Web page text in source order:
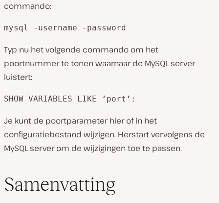
commando:
mysql -username -password
Typ nu het volgende commando om het
poortnummer te tonen waarnaar de MySQL server
luistert:
SHOW VARIABLES LIKE ‘port’:
Je kunt de poortparameter hier of in het
configuratiebestand wijzigen. Herstart vervolgens de
MySQL server om de wijzigingen toe te passen.
Samenvatting